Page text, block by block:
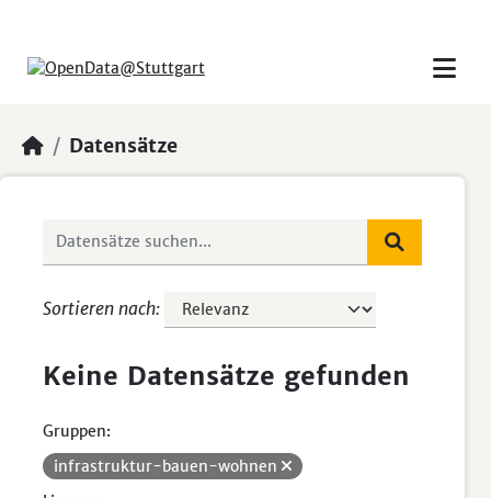
Datensätze
Sortieren nach
Keine Datensätze gefunden
Gruppen:
infrastruktur-bauen-wohnen